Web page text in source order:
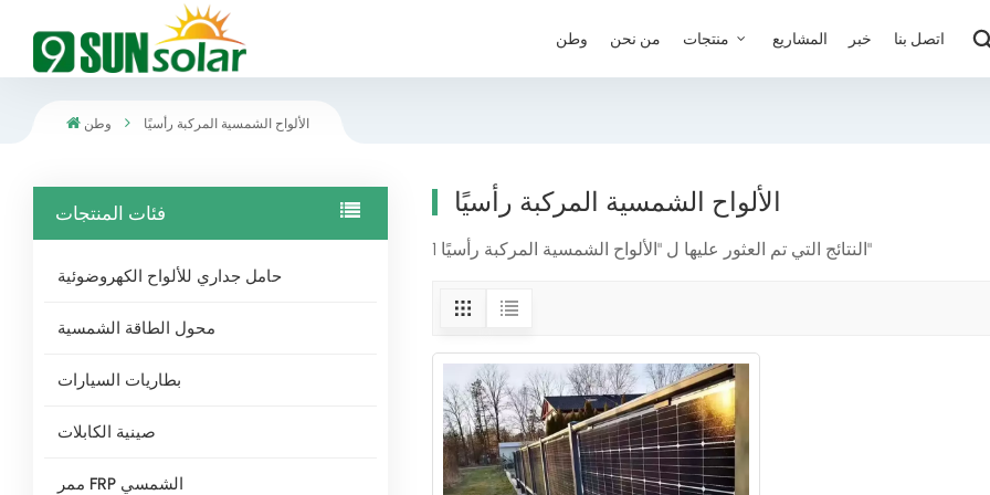
وطن من نحن المشاريع خبر اتصل بنا
وطن الألواح الشمسية المركبة رأسيًا
فئات المنتجات
حامل جداري للألواح الكهروضوئية
محول الطاقة الشمسية
بطاريات السيارات
صينية الكابلات
ممر FRP الشمسي
الألواح الشمسية المركبة رأسيًا
1 النتائج التي تم العثور عليها ل "الألواح الشمسية المركبة رأسيًا"